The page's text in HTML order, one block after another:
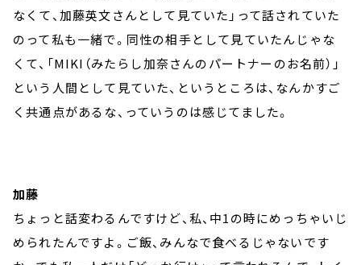
なくて、加藤英文さんとして見ていた」って話されていた
のって私も一緒で。同性の相手として見ていたんじゃな
くて、「MIKI（みたらし加奈さんのパートナーのお名前）」
という人間として見ていた、というところは、なんかすご
く共通点があるな、っていうのは感じてました。
加藤
ちょっと話変わるんですけど、私、中1の時にめっちゃいじ
められたんですよ。ご飯、みんなで食べるじゃないです